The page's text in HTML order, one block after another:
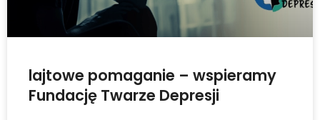
lajtowe pomaganie – wspieramy
Fundację Twarze Depresji